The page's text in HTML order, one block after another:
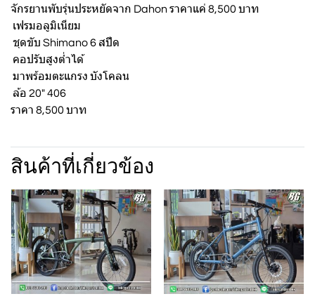
จักรยานพับรุ่นประหยัดจาก Dahon ราคาแค่ 8,500 บาท
เฟรมอลูมิเนียม
ชุดขับ Shimano 6 สปีด
คอปรับสูงต่ำได้
มาพร้อมตะแกรง บังโคลน
ล้อ 20" 406
ราคา 8,500 บาท
สินค้าที่เกี่ยวข้อง